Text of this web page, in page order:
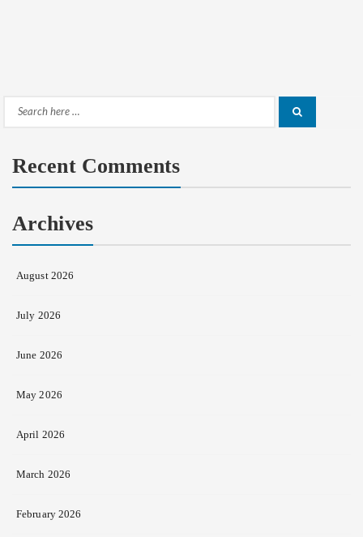
Search
Recent Comments
Archives
August 2026
July 2026
June 2026
May 2026
April 2026
March 2026
February 2026